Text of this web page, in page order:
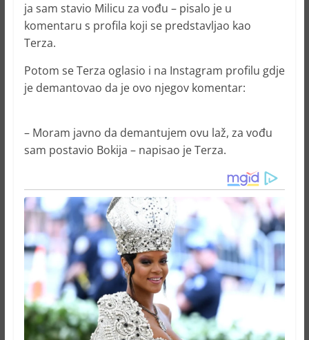
ja sam stavio Milicu za vođu – pisalo je u
komentaru s profila koji se predstavljao kao
Terza.
Potom se Terza oglasio i na Instagram profilu gdje
je demantovao da je ovo njegov komentar:
– Moram javno da demantujem ovu laž, za vođu
sam postavio Bokija – napisao je Terza.